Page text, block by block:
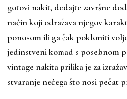
gotovi nakit, dodajte završne
način koji odražava njegov
ponosom ili ga čak pokloniti
jedinstveni komad s posebnom
vintage nakita prilika je za
stvaranje nečega što nosi pečat